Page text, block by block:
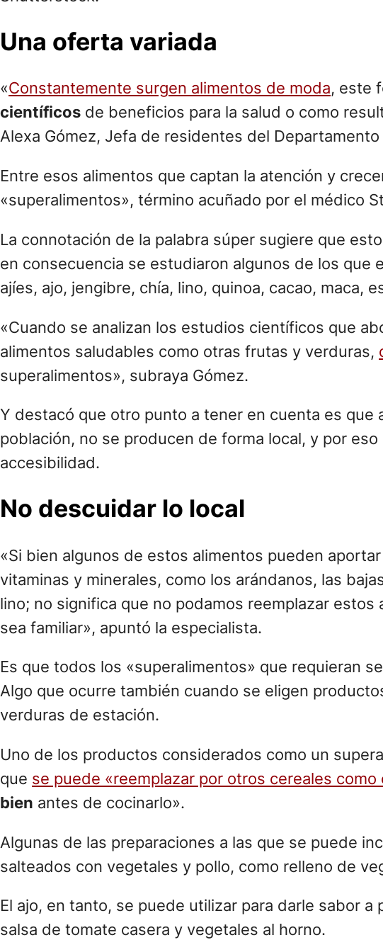
Una oferta variada
«Constantemente surgen alimentos de moda, este
científicos de beneficios para la salud o como
Alexa Gómez, Jefa de residentes del
Entre esos alimentos que captan la atención y
«superalimentos», término acuñado por el médico
La connotación de la palabra súper sugiere que
en consecuencia se estudiaron algunos de los que
ajíes, ajo, jengibre, chía, lino, quinoa, cacao, maca,
«Cuando se analizan los estudios científicos que
alimentos saludables como otras frutas y verduras,
superalimentos», subraya Gómez.
Y destacó que otro punto a tener en cuenta es que
población, no se producen de forma local, y por
accesibilidad.
No descuidar lo local
«Si bien algunos de estos alimentos pueden
vitaminas y minerales, como los arándanos, las
lino; no significa que no podamos reemplazar
sea familiar», apuntó la especialista.
Es que todos los «superalimentos» que requieran
Algo que ocurre también cuando se eligen
verduras de estación.
Uno de los productos considerados como un
que se puede «reemplazar por otros cereales como
bien antes de cocinarlo».
Algunas de las preparaciones a las que se puede
salteados con vegetales y pollo, como relleno de
El ajo, en tanto, se puede utilizar para darle sabor
salsa de tomate casera y vegetales al horno.